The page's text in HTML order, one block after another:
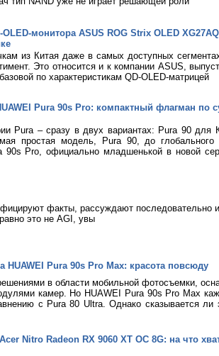
OLED-монитора ASUS ROG Strix OLED
из Китая даже в самых доступных
Это относится и к компании ASUS,
по характеристикам QD-OLED-матрицей
Pura 90s Pro: компактный флагман по
Pura – сразу в двух вариантах: Pura 90 для
простая модель, Pura 90, до глобального
Pro, официально младшенькой в новой
факты, рассуждают последовательно
это не AGI, увы
Pura 90s Pro Max: красота повсюду
в области мобильной фотосъемки,
камер. Но HUAWEI Pura 90s Pro Max
с Pura 80 Ultra. Однако сказывается ли
Nitro Radeon RX 9060 XT OC 8G: на что